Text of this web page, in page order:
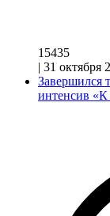
15435
| 31 октября
Завершился
интенсив «К